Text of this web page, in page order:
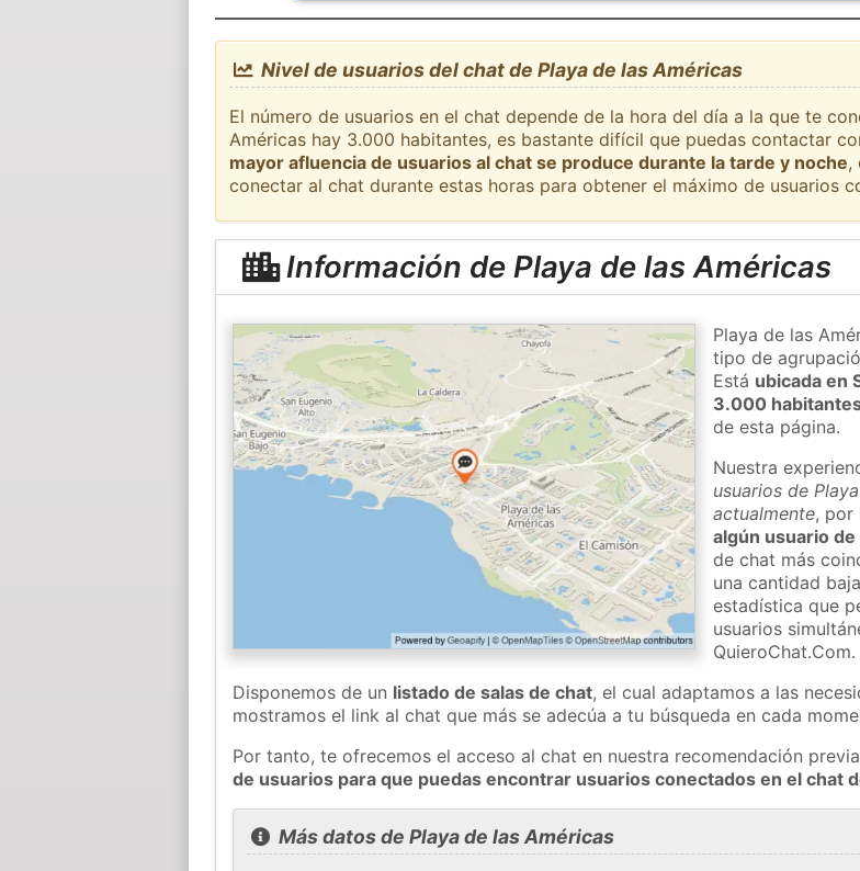
Nivel de usuarios del chat de Playa de las Américas
El número de usuarios en el chat depende de la hora del día a la que te
Américas hay 3.000 habitantes, es bastante difícil que puedas contactar
mayor afluencia de usuarios al chat se produce durante la tarde y noche,
conectar al chat durante estas horas para obtener el máximo de usuarios
Información de Playa de las Américas
Playa de las
tipo de
Está ubicada en
3.000
de esta página.
Nuestra
usuarios de
actualmente,
algún usuario
de chat más
una cantidad
estadística que
usuarios
QuieroChat.Com.
Disponemos de un listado de salas de chat, el cual adaptamos a las
mostramos el link al chat que más se adecúa a tu búsqueda en cada
Por tanto, te ofrecemos el acceso al chat en nuestra recomendación
de usuarios para que puedas encontrar usuarios conectados en el chat
Más datos de Playa de las Américas